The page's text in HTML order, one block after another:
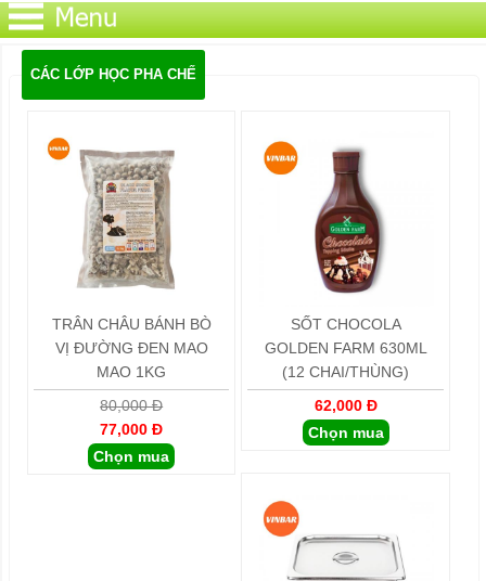
CÁC LỚP HỌC PHA CHẾ
TRÂN CHÂU BÁNH BÒ
VỊ ĐƯỜNG ĐEN MAO
MAO 1KG
80,000 Đ
77,000 Đ
Chọn mua
SỐT CHOCOLA
GOLDEN FARM 630ML
(12 CHAI/THÙNG)
62,000 Đ
Chọn mua